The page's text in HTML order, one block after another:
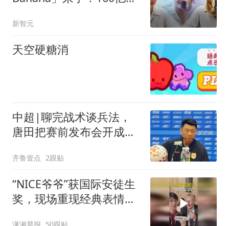
新智元
天空硬糖消
中超|聊完战术谈兵法，
唐田把赛前发布会开成
齐鲁壹点 2跟贴
“NICE爷爷”获国际安徒生
奖，现场重现经典表情